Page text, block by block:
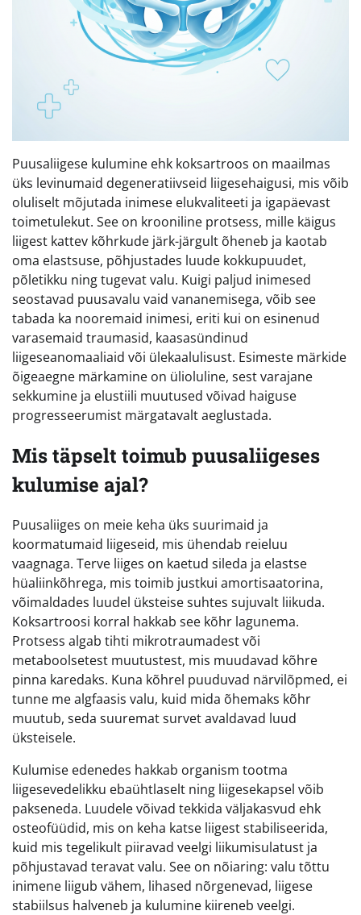
Puusaliigese kulumine ehk koksartroos on maailmas
üks levinumaid degeneratiivseid liigesehaigusi, mis võib
oluliselt mõjutada inimese elukvaliteeti ja igapäevast
toimetulekut. See on krooniline protsess, mille käigus
liigest kattev kõhrkude järk-järgult õheneb ja kaotab
oma elastsuse, põhjustades luude kokkupuudet,
põletikku ning tugevat valu. Kuigi paljud inimesed
seostavad puusavalu vaid vananemisega, võib see
tabada ka nooremaid inimesi, eriti kui on esinenud
varasemaid traumasid, kaasasündinud
liigeseanomaaliaid või ülekaalulisust. Esimeste märkide
õigeaegne märkamine on ülioluline, sest varajane
sekkumine ja elustiili muutused võivad haiguse
progresseerumist märgatavalt aeglustada.
Mis täpselt toimub puusaliigeses
kulumise ajal?
Puusaliiges on meie keha üks suurimaid ja
koormatumaid liigeseid, mis ühendab reieluu
vaagnaga. Terve liiges on kaetud sileda ja elastse
hüaliinkõhrega, mis toimib justkui amortisaatorina,
võimaldades luudel üksteise suhtes sujuvalt liikuda.
Koksartroosi korral hakkab see kõhr lagunema.
Protsess algab tihti mikrotraumadest või
metaboolsetest muutustest, mis muudavad kõhre
pinna karedaks. Kuna kõhrel puuduvad närvilõpmed, ei
tunne me algfaasis valu, kuid mida õhemaks kõhr
muutub, seda suuremat survet avaldavad luud
üksteisele.
Kulumise edenedes hakkab organism tootma
liigesevedelikku ebaühtlaselt ning liigesekapsel võib
pakseneda. Luudele võivad tekkida väljakasvud ehk
osteofüüdid, mis on keha katse liigest stabiliseerida,
kuid mis tegelikult piiravad veelgi liikumisulatust ja
põhjustavad teravat valu. See on nõiaring: valu tõttu
inimene liigub vähem, lihased nõrgenevad, liigese
stabiilsus halveneb ja kulumine kiireneb veelgi.